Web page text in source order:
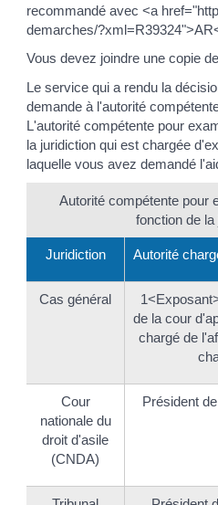
recommandé avec <a
demarches/
Vous devez joindre une copie
Le service qui a rendu la
demande à l'autorité
L'autorité compétente pour
la juridiction qui est chargée
laquelle vous avez demandé
Autorité compétente pour
fonction de la
Juridiction Autorité
Cas général
de la cour
chargé de
Cour
nationale du
droit d'asile
(CNDA)
Président